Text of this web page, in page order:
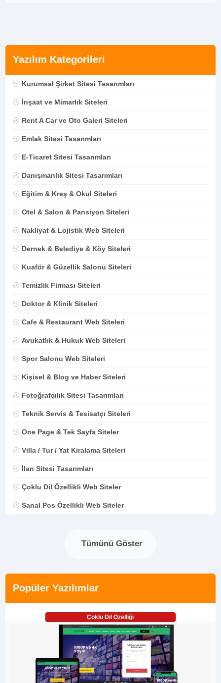
Yazılım Kategorileri
Kurumsal Şirket Sitesi Tasarımları
İnşaat ve Mimarlık Siteleri
Rent A Car ve Oto Galeri Siteleri
Emlak Sitesi Tasarımları
E-Ticaret Sitesi Tasarımları
Danışmanlık Sitesi Tasarımları
Eğitim & Kreş & Okul Siteleri
Otel & Salon & Pansiyon Siteleri
Nakliyat & Lojistik Web Siteleri
Dernek & Belediye & Köy Siteleri
Kuaför & Güzellik Salonu Siteleri
Temizlik Firması Siteleri
Doktor & Klinik Siteleri
Cafe & Restaurant Web Siteleri
Avukatlık & Hukuk Web Siteleri
Spor Salonu Web Siteleri
Kişisel & Blog ve Haber Siteleri
Fotoğrafçılık Sitesi Tasarımları
Teknik Servis & Tesisatçı Siteleri
One Page & Tek Sayfa Siteler
Villa / Tur / Yat Kiralama Siteleri
İlan Sitesi Tasarımları
Çoklu Dil Özellikli Web Siteler
Sanal Pos Özellikli Web Siteler
Tümünü Göster
Popüler Yazılımlar
Çoklu Dil Özelliği